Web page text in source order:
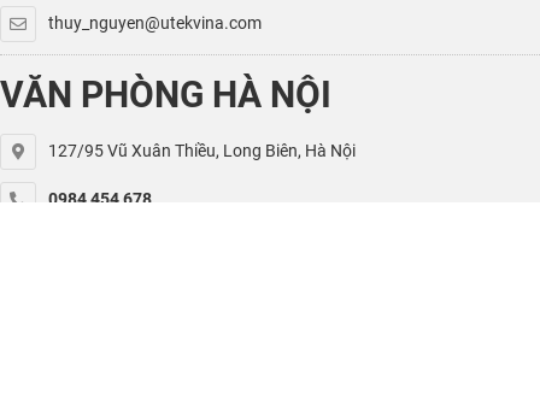
thuy_nguyen@utekvina.com
VĂN PHÒNG HÀ NỘI
127/95 Vũ Xuân Thiều, Long Biên, Hà Nội
0984 454 678